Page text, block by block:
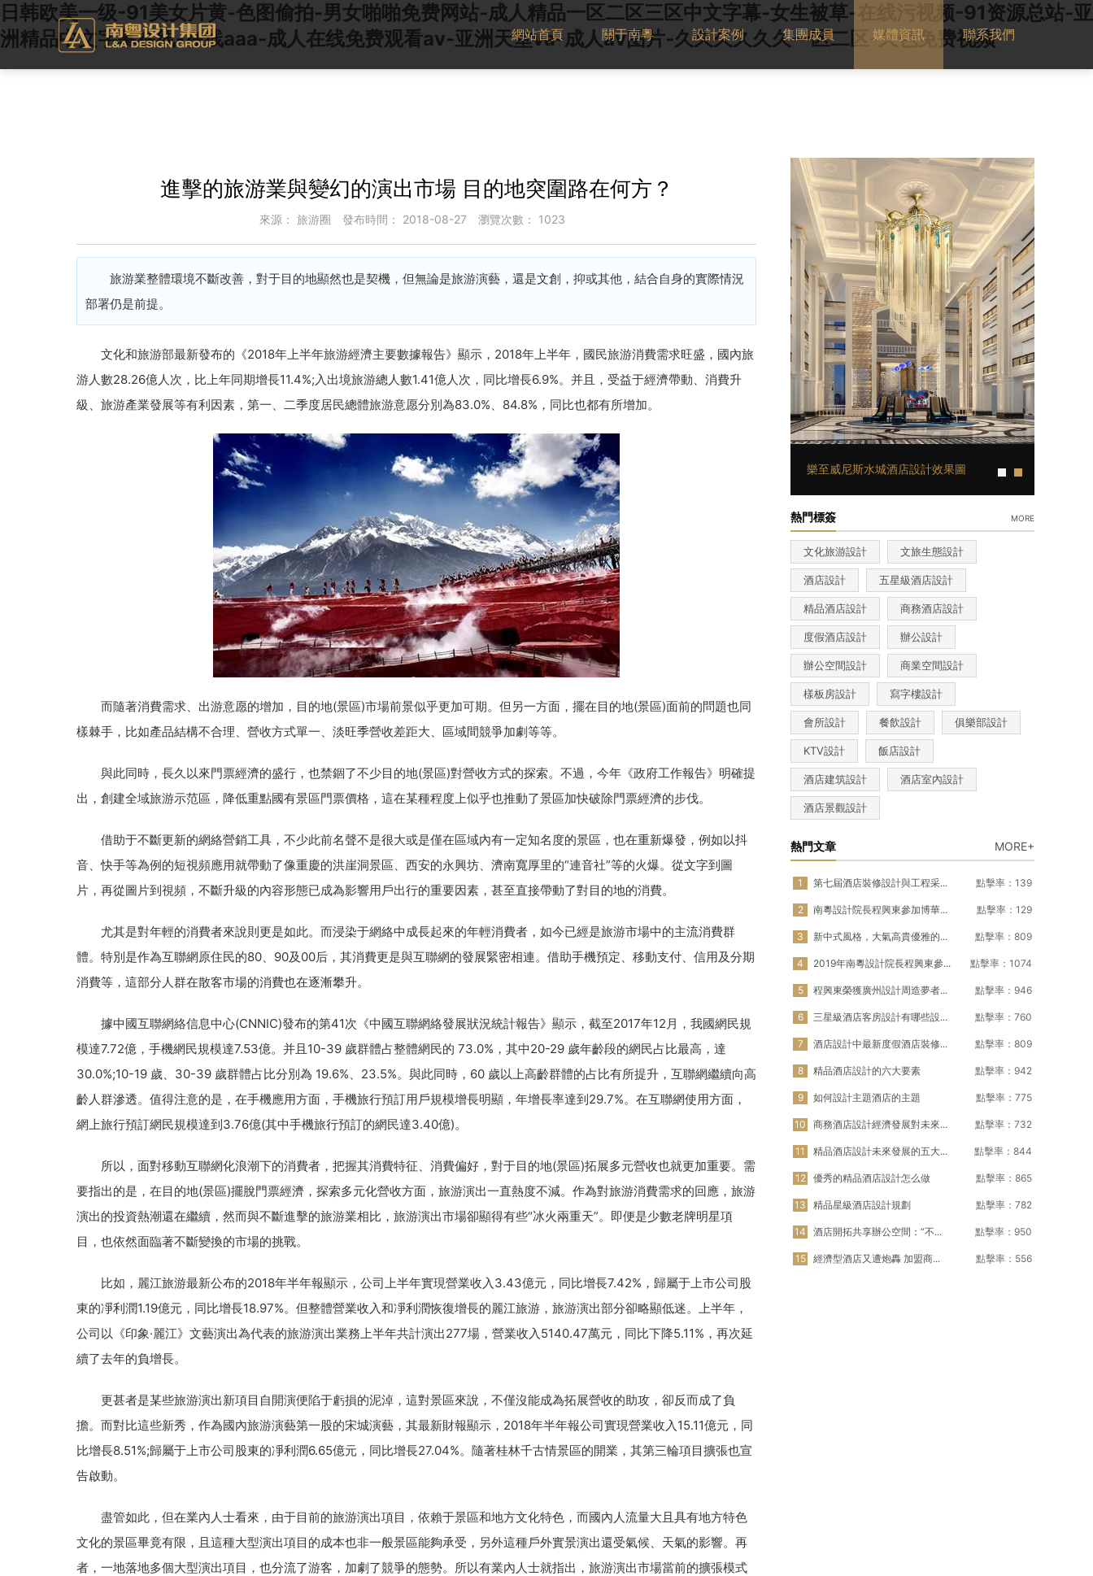
日韩欧美一级-91美女片黄-色图偷拍-男女啪啪免费网站-成人精品一区二区三区中文字幕-女生被草-在线污视频-91资源总站-亚
洲精品中文字幕在线-在线aaa-成人在线免费观看av-亚洲天堂va-成人av图片-久久久久久久一区二区-久色免费视频
網站首頁 關于南粵 設計案例 集團成員 媒體資訊 聯系我們
進擊的旅游業與變幻的演出市場 目的地突圍路在何方？
來源： 旅游圈 發布時間： 2018-08-27 瀏覽次數： 1023
旅游業整體環境不斷改善，對于目的地顯然也是契機，但無論是旅游演藝，還是文創，抑或其他，結合自身的實際情況
部署仍是前提。
文化和旅游部最新發布的《2018年上半年旅游經濟主要數據報告》顯示，2018年上半年，國民旅游消費需求旺盛，國內旅
游人數28.26億人次，比上年同期增長11.4%;入出境旅游總人數1.41億人次，同比增長6.9%。并且，受益于經濟帶動、消費升
級、旅游產業發展等有利因素，第一、二季度居民總體旅游意愿分別為83.0%、84.8%，同比也都有所增加。
而隨著消費需求、出游意愿的增加，目的地(景區)市場前景似乎更加可期。但另一方面，擺在目的地(景區)面前的問題也同
樣棘手，比如產品結構不合理、營收方式單一、淡旺季營收差距大、區域間競爭加劇等等。
與此同時，長久以來門票經濟的盛行，也禁錮了不少目的地(景區)對營收方式的探索。不過，今年《政府工作報告》明確提
出，創建全域旅游示范區，降低重點國有景區門票價格，這在某種程度上似乎也推動了景區加快破除門票經濟的步伐。
借助于不斷更新的網絡營銷工具，不少此前名聲不是很大或是僅在區域內有一定知名度的景區，也在重新爆發，例如以抖
音、快手等為例的短視頻應用就帶動了像重慶的洪崖洞景區、西安的永興坊、濟南寬厚里的“連音社”等的火爆。從文字到圖
片，再從圖片到視頻，不斷升級的內容形態已成為影響用戶出行的重要因素，甚至直接帶動了對目的地的消費。
尤其是對年輕的消費者來說則更是如此。而浸染于網絡中成長起來的年輕消費者，如今已經是旅游市場中的主流消費群
體。特別是作為互聯網原住民的80、90及00后，其消費更是與互聯網的發展緊密相連。借助手機預定、移動支付、信用及分期
消費等，這部分人群在散客市場的消費也在逐漸攀升。
據中國互聯網絡信息中心(CNNIC)發布的第41次《中國互聯網絡發展狀況統計報告》顯示，截至2017年12月，我國網民規
模達7.72億，手機網民規模達7.53億。并且10-39 歲群體占整體網民的 73.0%，其中20-29 歲年齡段的網民占比最高，達
30.0%;10-19 歲、30-39 歲群體占比分別為 19.6%、23.5%。與此同時，60 歲以上高齡群體的占比有所提升，互聯網繼續向高
齡人群滲透。值得注意的是，在手機應用方面，手機旅行預訂用戶規模增長明顯，年增長率達到29.7%。在互聯網使用方面，
網上旅行預訂網民規模達到3.76億(其中手機旅行預訂的網民達3.40億)。
所以，面對移動互聯網化浪潮下的消費者，把握其消費特征、消費偏好，對于目的地(景區)拓展多元營收也就更加重要。需
要指出的是，在目的地(景區)擺脫門票經濟，探索多元化營收方面，旅游演出一直熱度不減。作為對旅游消費需求的回應，旅游
演出的投資熱潮還在繼續，然而與不斷進擊的旅游業相比，旅游演出市場卻顯得有些“冰火兩重天”。即便是少數老牌明星項
目，也依然面臨著不斷變換的市場的挑戰。
比如，麗江旅游最新公布的2018年半年報顯示，公司上半年實現營業收入3.43億元，同比增長7.42%，歸屬于上市公司股
東的凈利潤1.19億元，同比增長18.97%。但整體營業收入和凈利潤恢復增長的麗江旅游，旅游演出部分卻略顯低迷。上半年，
公司以《印象·麗江》文藝演出為代表的旅游演出業務上半年共計演出277場，營業收入5140.47萬元，同比下降5.11%，再次延
續了去年的負增長。
更甚者是某些旅游演出新項目自開演便陷于虧損的泥淖，這對景區來說，不僅沒能成為拓展營收的助攻，卻反而成了負
擔。而對比這些新秀，作為國內旅游演藝第一股的宋城演藝，其最新財報顯示，2018年半年報公司實現營業收入15.11億元，同
比增長8.51%;歸屬于上市公司股東的凈利潤6.65億元，同比增長27.04%。隨著桂林千古情景區的開業，其第三輪項目擴張也宣
告啟動。
盡管如此，但在業內人士看來，由于目前的旅游演出項目，依賴于景區和地方文化特色，而國內人流量大且具有地方特色
文化的景區畢竟有限，且這種大型演出項目的成本也非一般景區能夠承受，另外這種戶外實景演出還受氣候、天氣的影響。再
者，一地落地多個大型演出項目，也分流了游客，加劇了競爭的態勢。所以有業內人士就指出，旅游演出市場當前的擴張模式
南京蜂巢七星級主題酒店設計 樂至威尼斯水城酒店設計效果圖
熱門標簽 more
文化旅游設計 文旅生態設計
酒店設計 五星級酒店設計
精品酒店設計 商務酒店設計
度假酒店設計 辦公設計
辦公空間設計 商業空間設計
樣板房設計 寫字樓設計
會所設計 餐飲設計 俱樂部設計
KTV設計 飯店設計
酒店建筑設計 酒店室內設計
酒店景觀設計
熱門文章 MORE+
點擊率：139
1 第七屆酒店裝修設計與工程采...
點擊率：129
2 南粵設計院長程興東參加博華...
點擊率：809
3 新中式風格，大氣高貴優雅的...
點擊率：1074
4 2019年南粵設計院長程興東參...
點擊率：946
5 程興東榮獲廣州設計周造夢者...
點擊率：760
6 三星級酒店客房設計有哪些設...
點擊率：809
7 酒店設計中最新度假酒店裝修...
點擊率：942
8 精品酒店設計的六大要素
點擊率：775
9 如何設計主題酒店的主題
點擊率：732
10 商務酒店設計經濟發展對未來...
點擊率：844
11 精品酒店設計未來發展的五大...
點擊率：865
12 優秀的精品酒店設計怎么做
點擊率：782
13 精品星級酒店設計規劃
點擊率：950
14 酒店開拓共享辦公空間：“不...
點擊率：556
15 經濟型酒店又遭炮轟 加盟商...